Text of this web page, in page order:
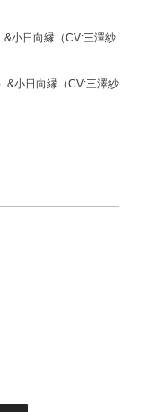
&小日向縁（CV:三澤紗
&小日向縁（CV:三澤紗